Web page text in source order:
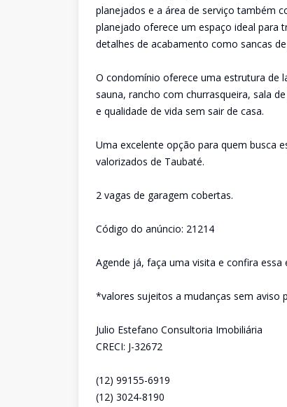
planejados e a área de serviço também
planejado oferece um espaço ideal para
detalhes de acabamento como sancas
O condomínio oferece uma estrutura de
sauna, rancho com churrasqueira, sala
e qualidade de vida sem sair de casa.
Uma excelente opção para quem busca
valorizados de Taubaté.
2 vagas de garagem cobertas.
Código do anúncio: 21214
Agende já, faça uma visita e confira essa
*valores sujeitos a mudanças sem aviso
Julio Estefano Consultoria Imobiliária
CRECI: J-32672
(12) 99155-6919
(12) 3024-8190